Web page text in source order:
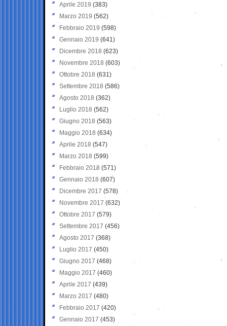
Aprile 2019 (383)
Marzo 2019 (562)
Febbraio 2019 (598)
Gennaio 2019 (641)
Dicembre 2018 (623)
Novembre 2018 (603)
Ottobre 2018 (631)
Settembre 2018 (586)
Agosto 2018 (362)
Luglio 2018 (562)
Giugno 2018 (563)
Maggio 2018 (634)
Aprile 2018 (547)
Marzo 2018 (599)
Febbraio 2018 (571)
Gennaio 2018 (607)
Dicembre 2017 (578)
Novembre 2017 (632)
Ottobre 2017 (579)
Settembre 2017 (456)
Agosto 2017 (368)
Luglio 2017 (450)
Giugno 2017 (468)
Maggio 2017 (460)
Aprile 2017 (439)
Marzo 2017 (480)
Febbraio 2017 (420)
Gennaio 2017 (453)